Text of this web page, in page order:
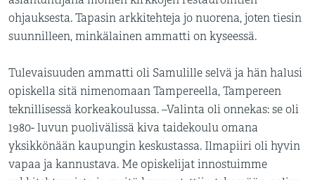
ohjauksesta. Tapasin arkkitehteja jo nuorena, joten tiesin
suunnilleen, minkälainen ammatti on kyseessä.
Tulevaisuuden ammatti oli Samulille selvä ja hän halusi
opiskella sitä nimenomaan Tampereella, Tampereen
teknillisessä korkeakoulussa. –Valinta oli onnekas: se oli
1980- luvun puolivälissä kiva taidekoulu omana
yksikkönään kaupungin keskustassa. Ilmapiiri oli hyvin
vapaa ja kannustava. Me opiskelijat innostuimme